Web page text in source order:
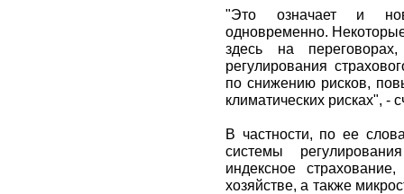
"Это означает и
одновременно.
здесь на
регулирования
по снижению рисков,
климатических рисках", -
В частности, по ее
системы
индексное
хозяйстве, а также